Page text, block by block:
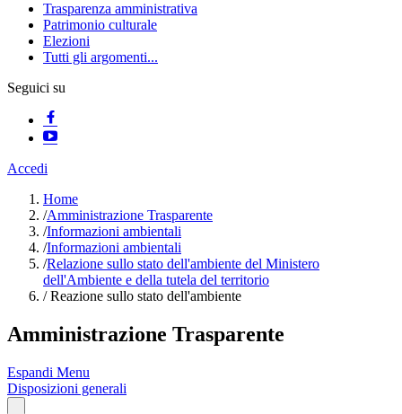
Trasparenza amministrativa
Patrimonio culturale
Elezioni
Tutti gli argomenti...
Seguici su
Accedi
Home
/Amministrazione Trasparente
/Informazioni ambientali
/Informazioni ambientali
/Relazione sullo stato dell'ambiente del Ministero
dell'Ambiente e della tutela del territorio
/Reazione sullo stato dell'ambiente
Amministrazione Trasparente
Espandi Menu
Disposizioni generali